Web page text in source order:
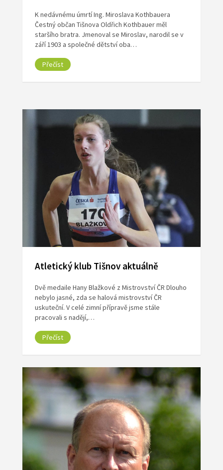
K nedávnému úmrtí Ing. Miroslava Kothbauera
Čestný občan Tišnova Oldřich Kothbauer měl
staršího bratra. Jmenoval se Miroslav, narodil se v
září 1903 a společné dětství oba…
Přečíst
Atletický klub Tišnov aktuálně
Dvě medaile Hany Blažkové z Mistrovství ČR Dlouho
nebylo jasné, zda se halová mistrovství ČR
uskuteční. V celé zimní přípravě jsme stále
pracovali s nadějí,…
Přečíst